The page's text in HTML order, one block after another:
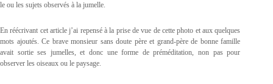
le ou les sujets observés à la jumelle.
En réécrivant cet article j’ai repensé à la prise de vue de cette photo et aux quelques
mots ajoutés. Ce brave monsieur sans doute père et grand-père de bonne famille
avait sortie ses jumelles, et donc une forme de préméditation, non pas pour
observer les oiseaux ou le paysage.